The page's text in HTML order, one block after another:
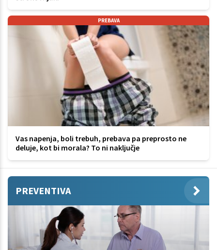
PREBAVA
Vas napenja, boli trebuh, prebava pa preprosto ne
deluje, kot bi morala? To ni naključje
PREVENTIVA